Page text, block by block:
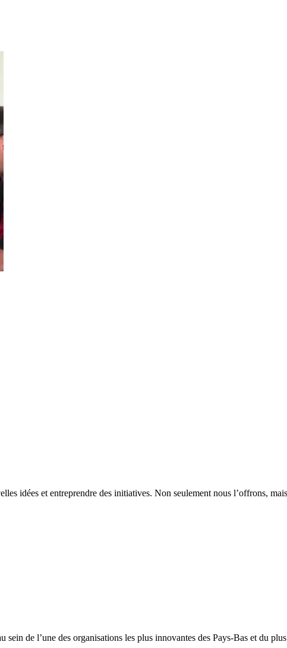
idées et entreprendre des initiatives. Non seulement nous l’offrons,
de l’une des organisations les plus innovantes des Pays-Bas et du